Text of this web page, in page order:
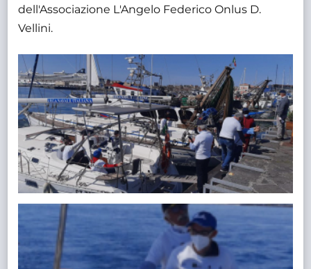
dell'Associazione L'Angelo Federico Onlus D.
Vellini.